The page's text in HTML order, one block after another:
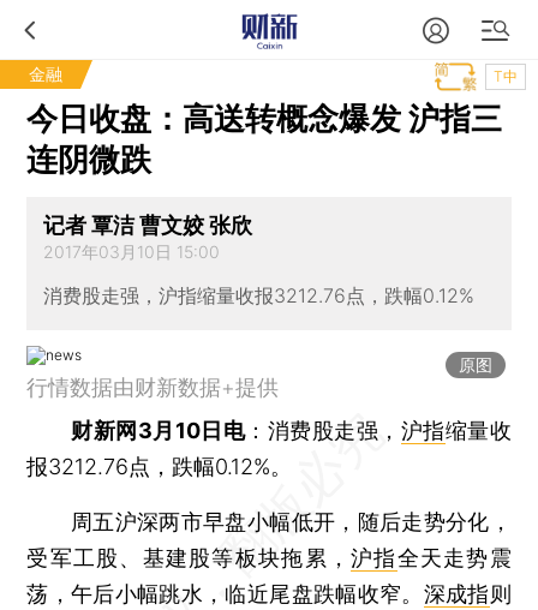
金融 T中
今日收盘：高送转概念爆发 沪指三
连阴微跌
记者 覃洁 曹文姣 张欣
2017年03月10日 15:00
消费股走强，沪指缩量收报3212.76点，跌幅0.12%
原图
行情数据由财新数据+提供
财新网3月10日电：消费股走强， 沪指缩量收
报3212.76点，跌幅0.12%。
周五沪深两市早盘小幅低开，随后走势分化，
受军工股、基建股等板块拖累，沪指全天走势震
荡，午后小幅跳水，临近尾盘跌幅收窄。 深成指则